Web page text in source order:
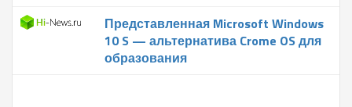
Представленная Microsoft Windows
10 S — альтернатива Crome OS для
образования